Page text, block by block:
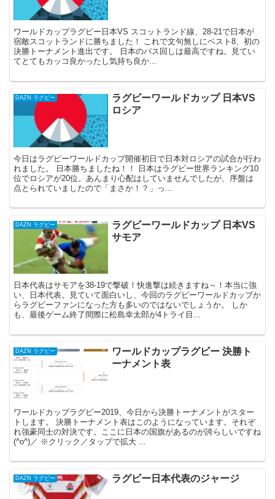
ワールドカップラグビー日本VS スコットランド線、28-21で日本が
宿敵スコットランドに勝ちました！ これで文句無しにベスト8、初の
決勝トーナメント進出です。 日本のパス回しは最高ですね。見てい
てとてもカッコ良かったし気持ち良か...
DAZN ラグビー
ラグビーワールドカップ 日本VS
ロシア
今日はラグビーワールドカップ開催初日で日本対ロシアの試合が行わ
れました。 日本勝ちましたね！！ 日本はラグビー世界ランキング10
位でロシアが20位。あんまり心配はしていませんでしたが、序盤は
点とられていましたので「まさか！？」っ...
DAZN ラグビー
ラグビーワールドカップ 日本VS
サモア
日本代表はサモアを38-19で撃破！快進撃は続きますね～！本当に強
い、日本代表。見ていて面白いし、今回のラグビーワールドカップか
らラグビーファンになった方も多いのではないでしょうか。 しか
も、最後ゲーム終了間際に松島幸太郎が4トライ目...
DAZN ラグビー
ワールドカップラグビー 決勝ト
ーナメント表
ワールドカップラグビー2019、今日から決勝トーナメントがスター
トします。 決勝トーナメント表はこのようになっています。それぞ
れ強豪同士の対決です。ここに日本の国旗があるのが誇らしいですね
(^o^)／ ※クリック／タップで拡大 ...
DAZN ラグビー ラグビー日本代表のジャージ